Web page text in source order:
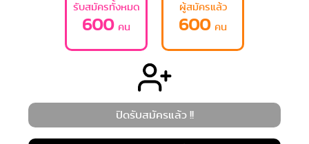
รับสมัครทั้งหมด
600 คน
ผู้สมัครแล้ว
600 คน
ปิดรับสมัครแล้ว !!